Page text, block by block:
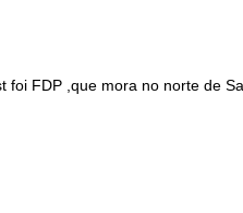
FDP ,que mora no norte de